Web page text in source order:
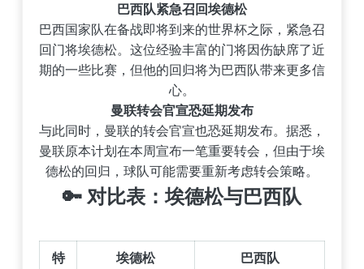
巴西队紧急召回埃德松
巴西国家队在备战即将到来的世界杯之际，紧急召
回门将埃德松。这位经验丰富的门将因伤缺席了近
期的一些比赛，但他的回归将为巴西队带来更多信
心。
曼联转会官宣恐延期发布
与此同时，曼联的转会官宣也恐延期发布。据悉，
曼联原本计划在本周宣布一笔重要转会，但由于埃
德松的回归，球队可能需要重新考虑转会策略。
🔑 对比表：埃德松与巴西队
特
埃德松 巴西队